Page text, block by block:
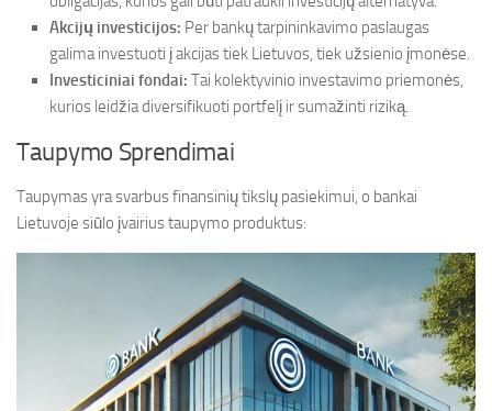
Akcijų investicijos: Per bankų tarpininkavimo paslaugas
galima investuoti į akcijas tiek Lietuvos, tiek užsienio įmonėse.
Investiciniai fondai: Tai kolektyvinio investavimo priemonės,
kurios leidžia diversifikuoti portfelį ir sumažinti riziką.
Taupymo Sprendimai
Taupymas yra svarbus finansinių tikslų pasiekimui, o bankai
Lietuvoje siūlo įvairius taupymo produktus: